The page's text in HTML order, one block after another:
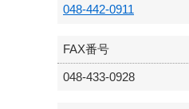
048-442-0911
FAX番号
048-433-0928